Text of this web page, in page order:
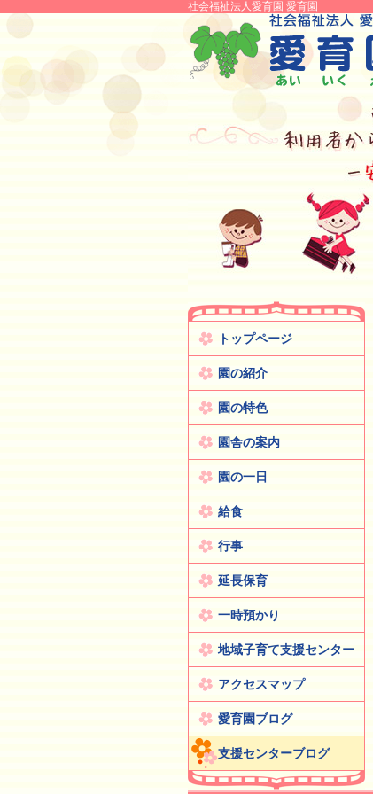
社会福祉法人愛育園 愛育園
トップページ
園の紹介
園の特色
園舎の案内
園の一日
給食
行事
延長保育
一時預かり
地域子育て支援センター
アクセスマップ
愛育園ブログ
支援センターブログ